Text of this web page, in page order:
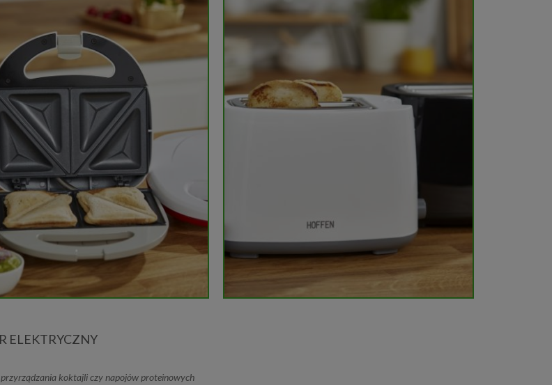
ELEKTRYCZNY
koktajli czy napojów proteinowych